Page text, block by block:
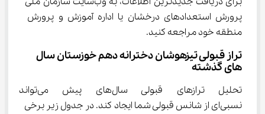
پرورش استعدادهای درخشان یا اداره آموزش و پرورش
منطقه خود مراجعه کنید.
تراز قبولی تیزهوشان دخترانه دهم خوزستان سال
های گذشته
تحلیل ترازهای قبولی
نسبی‌ای از شانس قبولی شما ایجاد کند. در جدول زیر برخی